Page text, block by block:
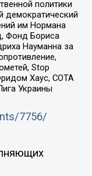
политики
демократический
им Нормана
Фонд Бориса
Науманна за
Stop
Хаус, СОТА
Украины
7756/